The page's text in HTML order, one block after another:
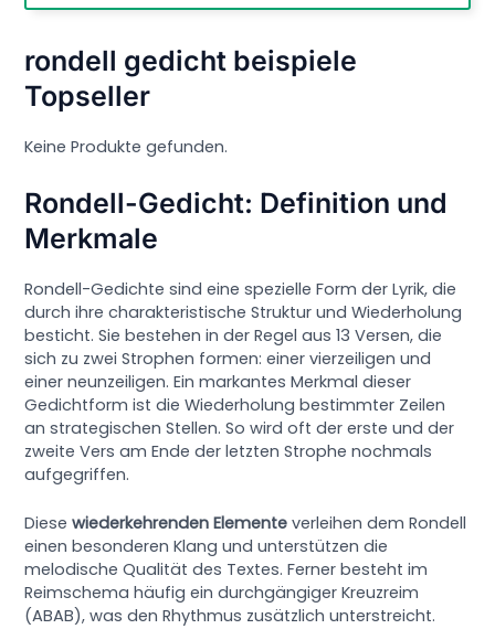
rondell gedicht beispiele
Topseller
Keine Produkte gefunden.
Rondell-Gedicht: Definition und
Merkmale
Rondell-Gedichte sind eine spezielle Form der Lyrik, die
durch ihre charakteristische Struktur und Wiederholung
besticht. Sie bestehen in der Regel aus 13 Versen, die
sich zu zwei Strophen formen: einer vierzeiligen und
einer neunzeiligen. Ein markantes Merkmal dieser
Gedichtform ist die Wiederholung bestimmter Zeilen
an strategischen Stellen. So wird oft der erste und der
zweite Vers am Ende der letzten Strophe nochmals
aufgegriffen.
Diesewiederkehrenden Elemente verleihen dem Rondell
einen besonderen Klang und unterstützen die
melodische Qualität des Textes. Ferner besteht im
Reimschema häufig ein durchgängiger Kreuzreim
(ABAB), was den Rhythmus zusätzlich unterstreicht.